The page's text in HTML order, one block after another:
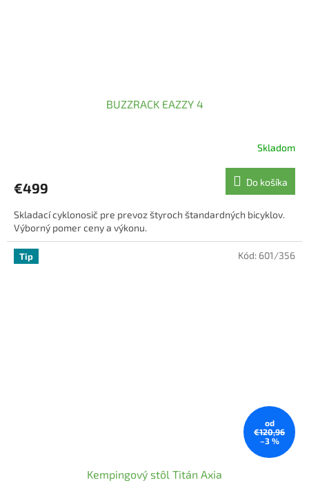
BUZZRACK EAZZY 4
je
z
5
hviezdičiek.
Skladom
€499 Do košíka
Skladací cyklonosič pre prevoz štyroch štandardných bicyklov.
Výborný pomer ceny a výkonu.
Tip
od
€120,96
–3 %
Kempingový stôl Titán Axia
Kód: 601/356